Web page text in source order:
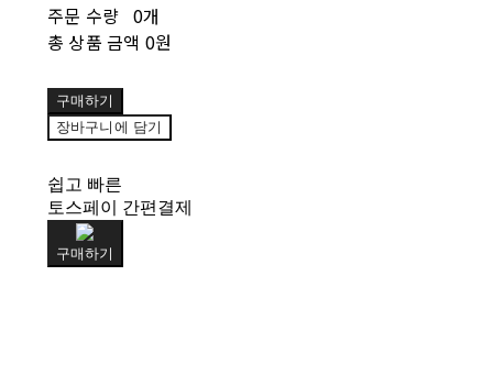
주문 수량 0개
총 상품 금액 0원
구매하기
장바구니에 담기
쉽고 빠른
토스페이 간편결제
구매하기